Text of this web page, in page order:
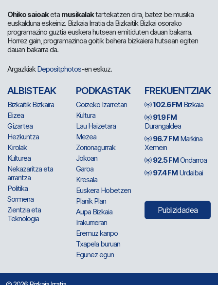
Ohiko saioaketa musikalaktartekatzen dira, batez be musika
euskalduna eskeiniz. Bizkaia Irratia da Bizkaitik Bizkai osorako
programazino guztia euskera hutsean emitiduten dauan bakarra.
Horrez gain, programazinoa goitik behera bizkaiera hutsean egiten
dauan bakarra da.
ArgazkiakDepositphotos-en eskuz.
ALBISTEAK
Bizkaitik Bizkaira
Elizea
Gizartea
Hezkuntza
Kirolak
Kulturea
Nekazaritza eta
arrantza
Politika
Sormena
Zientzia eta
Teknologia
PODKASTAK
Goizeko Izarretan
Kultura
Lau Haizetara
Mezea
Zorionagurrak
Jokoan
Garoa
Kresala
Euskera Hobetzen
Planik Plan
Aupa Bizkaia
Irakurrieran
Eremuz kanpo
Txapela buruan
Egunez egun
FREKUENTZIAK
102.6 FM Bizkaia
91.9 FM
Durangaldea
96.7 FM Markina
Xemein
92.5 FMOndarroa
97.4 FM Urdaibai
Publizidadea